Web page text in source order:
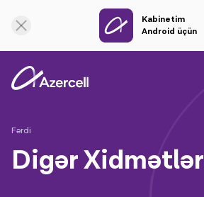
Kabinetim
Android üçün
Fərdi
Fərdi
Digər Xidmətlər
Onlayn dəstək